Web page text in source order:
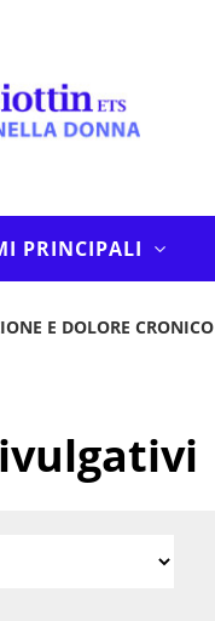
PRINCIPALI
E DOLORE CRONICO